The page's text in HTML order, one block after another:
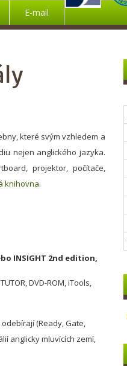
E-mail
které svým vzhledem a
nejen anglického jazyka.
projektor, počítače,
knihovna.
INSIGHT 2nd edition,
DVD-ROM, iTools,
(Ready, Gate,
anglicky mluvících zemí,